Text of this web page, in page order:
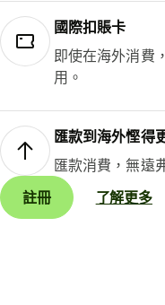
國際扣賬卡
即使在海外消費
用。
匯款到海外慳得
匯款消費，無遠
註冊
了解更多